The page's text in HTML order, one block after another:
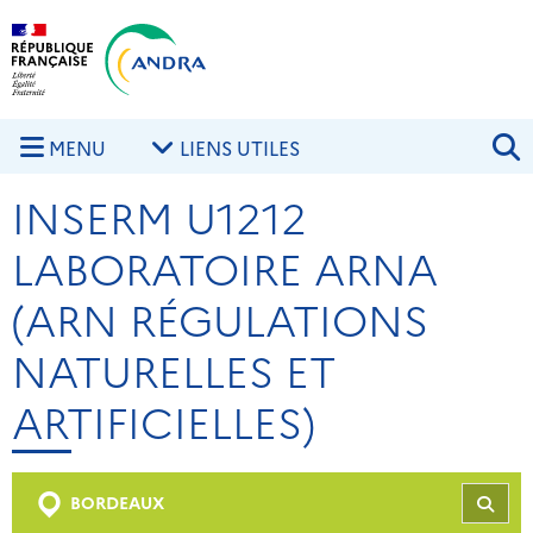
Aller au contenu principal
MENU LIENS UTILES
INSERM U1212
LABORATOIRE ARNA
(ARN RÉGULATIONS
NATURELLES ET
ARTIFICIELLES)
BORDEAUX